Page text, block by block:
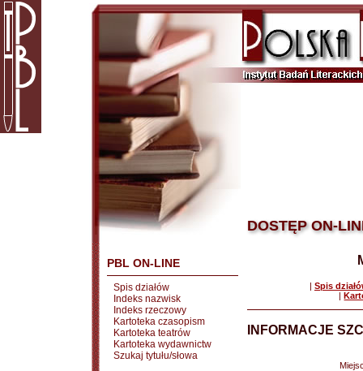
PBL ON-LINE
Spis działów
Indeks nazwisk
Indeks rzeczowy
Kartoteka czasopism
Kartoteka teatrów
Kartoteka wydawnictw
Szukaj tytułu/słowa
DOSTĘP ON-
| Spis
|
INFORMACJE